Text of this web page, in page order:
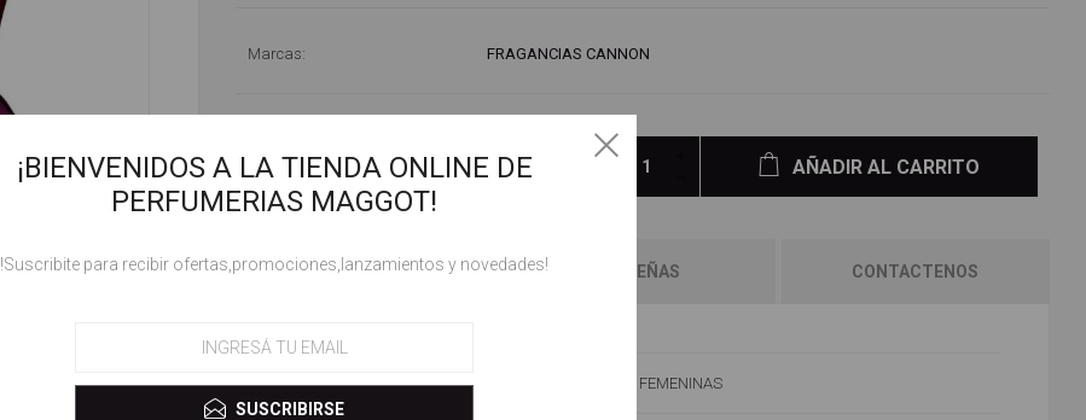
Marcas: FRAGANCIAS CANNON
AÑADIR AL CARRITO
ESPECIFICACIONES RESEÑAS CONTACTENOS
GÉNERO FEMENINAS
¡BIENVENIDOS A LA TIENDA ONLINE DE
PERFUMERIAS MAGGOT!
!Suscribite para recibir ofertas,promociones,lanzamientos y novedades!
SUSCRIBIRSE